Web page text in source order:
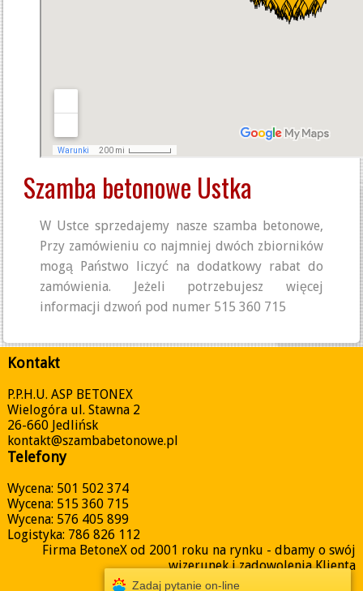
Szamba betonowe Ustka
W Ustce sprzedajemy nasze szamba betonowe,
Przy zamówieniu co najmniej dwóch zbiorników
mogą Państwo liczyć na dodatkowy rabat do
zamówienia. Jeżeli potrzebujesz więcej
informacji dzwoń pod numer 515 360 715
Kontakt
P.P.H.U. ASP BETONEX
Wielogóra ul. Stawna 2
26-660 Jedlińsk
kontakt@szambabetonowe.pl
Telefony
Wycena: 501 502 374
Wycena: 515 360 715
Wycena: 576 405 899
Logistyka: 786 826 112
Firma BetoneX od 2001 roku na rynku - dbamy o swój
wizerunek i zadowolenia Klienta
Zadaj pytanie on-line